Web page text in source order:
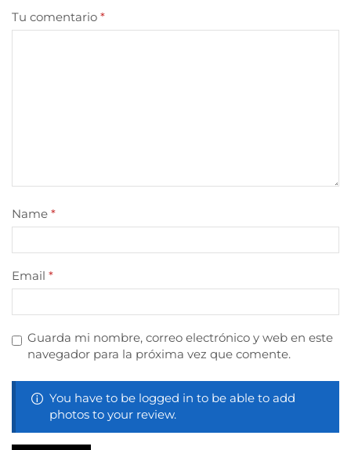
Tu comentario *
Name *
Email *
Guarda mi nombre, correo electrónico y web en este
navegador para la próxima vez que comente.
You have to be logged in to be able to add
photos to your review.